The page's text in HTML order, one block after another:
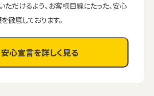
ただけるよう、お客様目線にたった、安心
徹底しております。
安心宣言を詳しく見る